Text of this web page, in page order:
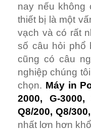
nay nếu không
thiết bị là một
vạch và có rất
số câu hỏi phổ
cũng có câu
nghiệp chúng
chọn. Máy in
2000, G-3000,
Q8/200, Q8/
nhất lơn hơn